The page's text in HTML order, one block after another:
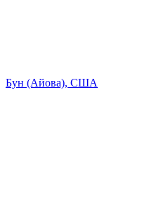
Бун (Айова), США